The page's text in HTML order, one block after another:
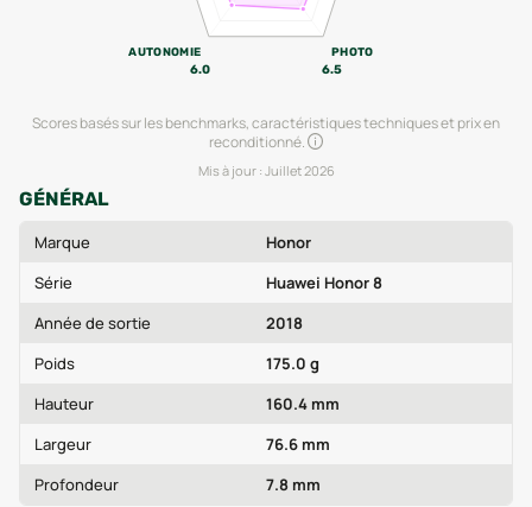
PHOTO
6.5
AUTONOMIE
6.0
Scores basés sur les benchmarks, caractéristiques techniques et prix en
reconditionné.
Mis à jour : Juillet 2026
GÉNÉRAL
Marque
Honor
Série
Huawei Honor 8
Année de sortie
2018
Poids
175.0 g
Hauteur
160.4 mm
Largeur
76.6 mm
Profondeur
7.8 mm